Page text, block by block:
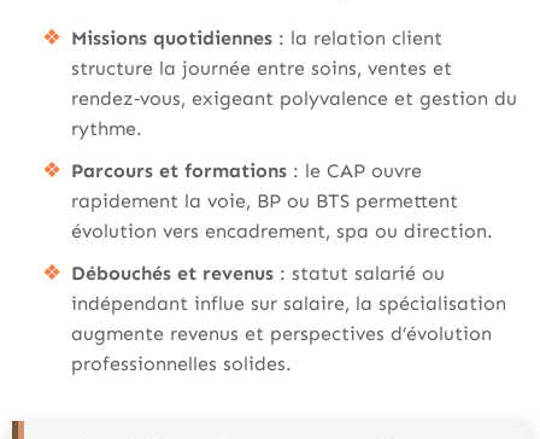
Missions quotidiennes : la relation client
structure la journée entre soins, ventes et
rendez‑vous, exigeant polyvalence et gestion du
rythme.
Parcours et formations : le CAP ouvre
rapidement la voie, BP ou BTS permettent
évolution vers encadrement, spa ou direction.
Débouchés et revenus : statut salarié ou
indépendant influe sur salaire, la spécialisation
augmente revenus et perspectives d’évolution
professionnelles solides.